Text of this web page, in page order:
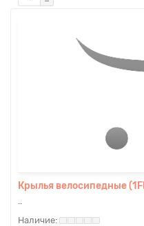
Крылья велосипедные
..